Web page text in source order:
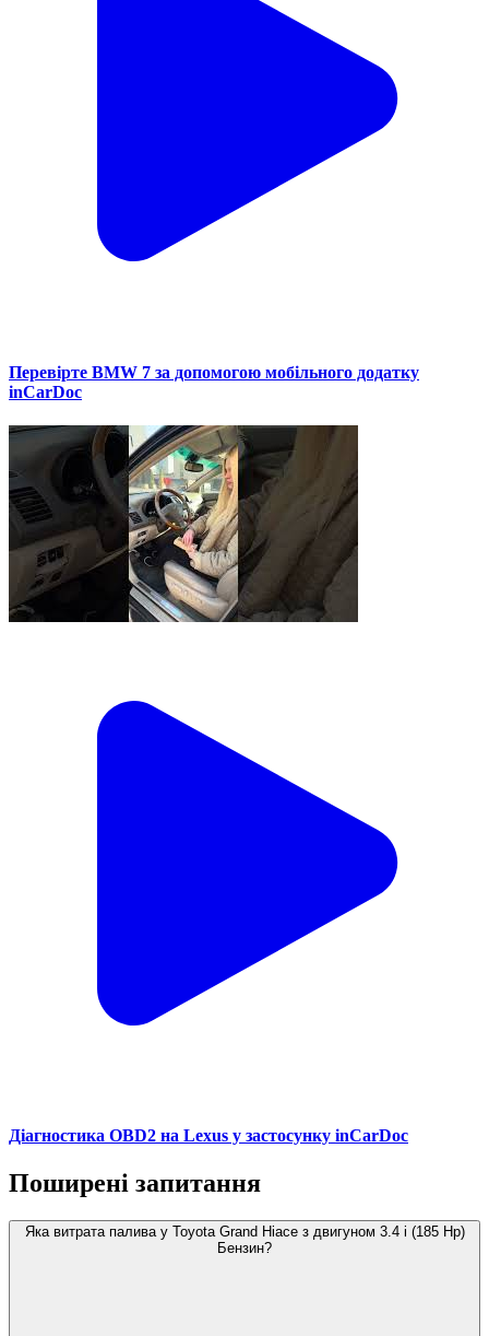
Перевірте BMW 7 за допомогою мобільного додатку
inCarDoc
Діагностика OBD2 на Lexus у застосунку inCarDoc
Поширені запитання
Яка витрата палива у Toyota Grand Hiace з двигуном 3.4 i (185 Hp)
Бензин?